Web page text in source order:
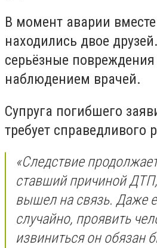
В момент аварии
находились двое
серьёзные
наблюдением врачей.
Супруга погибшего
требует справедливого
«Следствие
ставший причиной
вышел на связь. Даже
случайно, проявить
извиниться он обязан